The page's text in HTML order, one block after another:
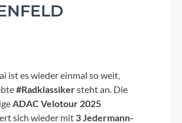
ist es wieder einmal so weit,
#Radklassikersteht an. Die
ADAC Velotour 2025
sich wieder mit 3 Jedermann-